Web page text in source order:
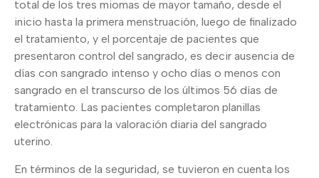
total de los tres miomas de mayor tamaño, desde el
inicio hasta la primera menstruación, luego de finalizado
el tratamiento, y el porcentaje de pacientes que
presentaron control del sangrado, es decir ausencia de
días con sangrado intenso y ocho días o menos con
sangrado en el transcurso de los últimos 56 días de
tratamiento. Las pacientes completaron planillas
electrónicas para la valoración diaria del sangrado
uterino.
En términos de la seguridad, se tuvieron en cuenta los